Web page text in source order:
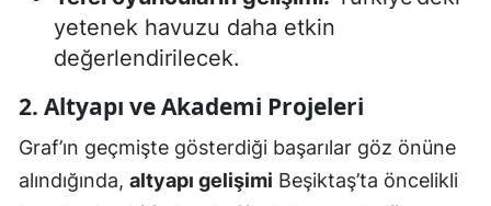
yetenek havuzu daha etkin
değerlendirilecek.
2. Altyapı ve Akademi Projeleri
Graf’ın geçmişte gösterdiği başarılar göz önüne
alındığında, altyapı gelişimi Beşiktaş’ta öncelikli